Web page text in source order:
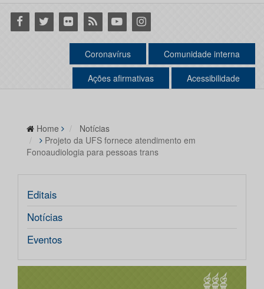
Facebook
Twitter Flickr RSS YoutubeInstagram
Coronavírus Comunidade interna
Ações afirmativas Acessibilidade
Home
Notícias
Projeto da UFS fornece atendimento em
Fonoaudiologia para pessoas trans
Editais
Notícias
Eventos